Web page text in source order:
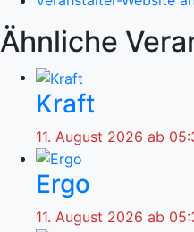
Ähnliche
Kraft
11. August 2026 ab
Ergo
11. August 2026 ab